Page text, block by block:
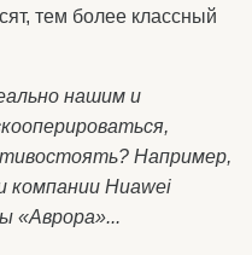
тем более классный
нашим и
Например,
компании Huawei
«Аврора»...